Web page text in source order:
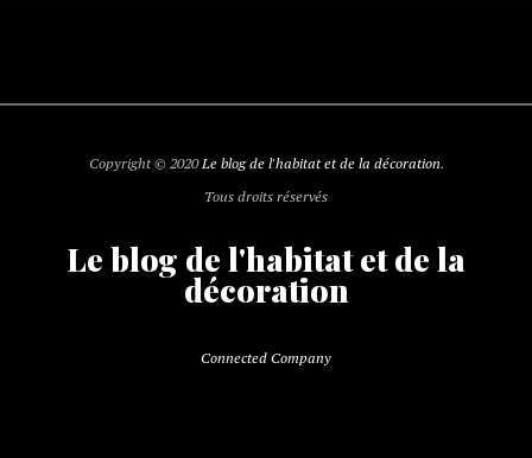
Copyright © 2020Le blog de l'habitat et de la décoration.
Tous droits réservés
Le blog de l'habitat et de la
décoration
Connected Company